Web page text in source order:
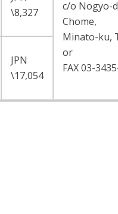
c/o Nogyo-
Chome,
Minato-ku,
or
FAX 03-
\8,327
JPN
\17,054